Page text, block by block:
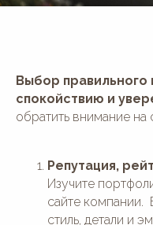
Выбор правильного
спокойствию и
обратить внимание
Репутация,
Изучите
сайте компании.
стиль, детали и